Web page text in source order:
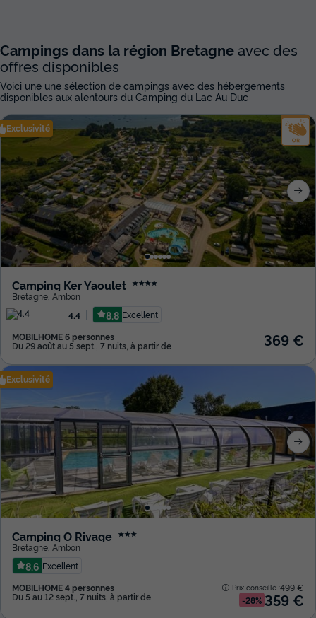
Campings dans la région Bretagneavec des
offres disponibles
Voici une une sélection de campings avec des hébergements
disponibles aux alentours du Camping du Lac Au Duc
Exclusivité
Camping Ker Yaoulet ★★★★
Bretagne Ambon
4.4
8.8 Excellent
MOBILHOME 6 personnes
Du 29 août au 5 sept., 7 nuits, à partir de 369 €
Exclusivité
Camping O Rivage ★★★
Bretagne Ambon
8.6 Excellent
MOBILHOME 4 personnes
Du 5 au 12 sept., 7 nuits, à partir de
Prix conseillé :499 €
-28% 359 €